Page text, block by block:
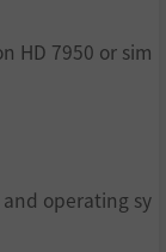
HD 7950 or sim
and operating sy